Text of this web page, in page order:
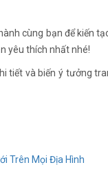
cùng bạn để kiến
yêu thích nhất nhé!
tiết và biến ý tưởng
Trên Mọi Địa Hình